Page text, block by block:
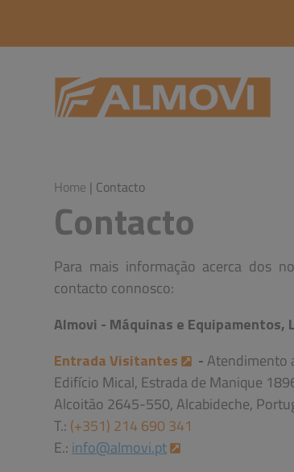
Home | Contacto
Contacto
Para mais informação acerca dos
contacto connosco:
Almovi - Máquinas e Equipamentos,
Entrada Visitantes
- Atendimento
Edifício Mical, Estrada de Manique
Alcoitão 2645-550, Alcabideche,
T.: (+351) 214 690 341
E.: info@almovi.pt